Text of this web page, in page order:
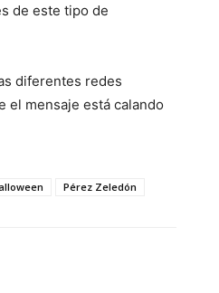
de este tipo de
diferentes redes
el mensaje está calando
Pérez Zeledón